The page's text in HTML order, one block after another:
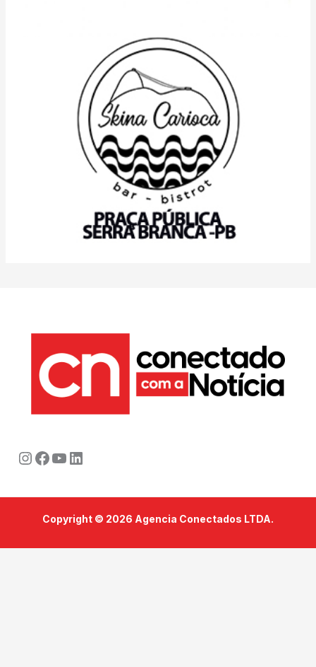
Instagram
Facebook
Youtube
LinkedIn
Copyright © 2026 Agencia Conectados LTDA.